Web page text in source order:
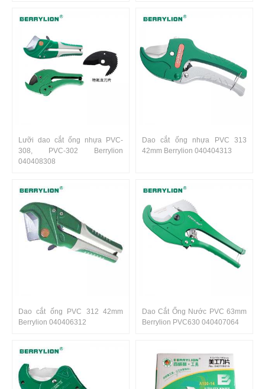
Lưỡi dao cắt ống nhựa PVC-
308, PVC-302 Berrylion
040408308
Dao cắt ống nhựa PVC 313
42mm Berrylion 040404313
Dao cắt ống PVC 312 42mm
Berrylion 040406312
Dao Cắt Ống Nước PVC 63mm
Berrylion PVC630 040407064